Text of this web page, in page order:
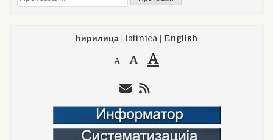
за:
ћирилица latinica English
A A A